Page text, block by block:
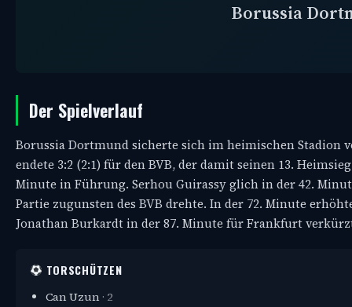
Borussia
Der Spielverlauf
Borussia Dortmund sicherte sich im heimischen Stadion
endete 3:2 (2:1) für den BVB, der damit seinen 13.
Minute in Führung. Serhou Guirassy glich in der 42.
Partie zugunsten des BVB drehte. In der 72. Minute
Jonathan Burkardt in der 87. Minute für Frankfurt
TORSCHÜTZEN
Can Uzun · 2